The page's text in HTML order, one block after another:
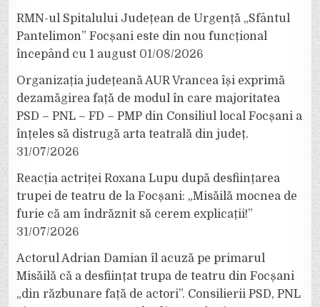
RMN-ul Spitalului Județean de Urgență „Sfântul
Pantelimon” Focșani este din nou funcțional
începând cu 1 august 01/08/2026
Organizația județeană AUR Vrancea își exprimă
dezamăgirea față de modul în care majoritatea
PSD – PNL – FD – PMP din Consiliul local Focșani a
înțeles să distrugă arta teatrală din județ.
31/07/2026
Reacția actriței Roxana Lupu după desființarea
trupei de teatru de la Focșani: „Misăilă mocnea de
furie că am îndrăznit să cerem explicații!”
31/07/2026
Actorul Adrian Damian îl acuză pe primarul
Misăilă că a desființat trupa de teatru din Focșani
„din răzbunare față de actori”. Consilierii PSD, PNL